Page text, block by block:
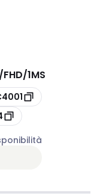
1MS